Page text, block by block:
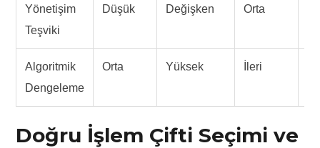
Yönetişim
Teşviki
Düşük Değişken Orta
Algoritmik
Dengeleme
Orta Yüksek İleri
Doğru İşlem Çifti Seçimi ve